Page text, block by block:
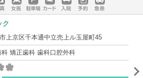
女医 駐車場
クレジッ
入院 予約 急患
ク
上京区千本通中立売上ル玉屋町45
矯正歯科 歯科口腔外科